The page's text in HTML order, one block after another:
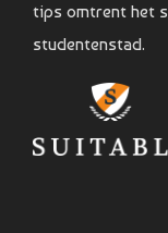
tips omtrent het
studentenstad.